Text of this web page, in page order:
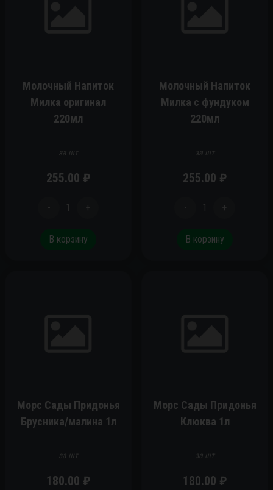
Молочный Напиток
Милка оригинал
220мл
за шт
255.00 ₽
- 1 +
В корзину
Молочный Напиток
Милка с фундуком
220мл
за шт
255.00 ₽
- 1 +
В корзину
Морс Сады Придонья
Брусника/малина 1л
за шт
180.00 ₽
Морс Сады Придонья
Клюква 1л
за шт
180.00 ₽